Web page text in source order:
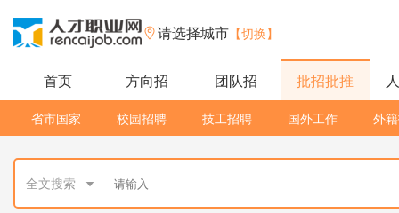
请选择城市 【切换】
首页 方向招 团队招 批招批推
省市国家 校园招聘 技工招聘 国外工作 外
全文搜索